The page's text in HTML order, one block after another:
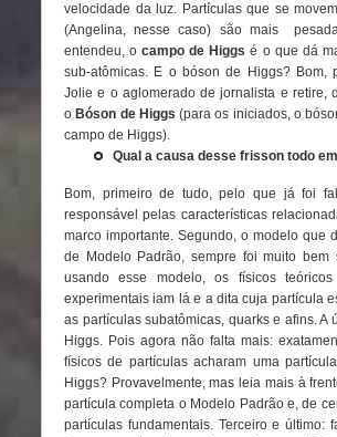
velocidade da luz. Partículas que se
(Angelina, nesse caso) são mais
entendeu, ocampo de Higgsé o que dá
sub-atômicas. E o bóson de Higgs? Bom,
Jolie e o aglomerado de jornalista e retire,
o Bóson de Higgs (para os iniciados, o
campo de Higgs).
Qual a causa desse frisson todo
Bom, primeiro de tudo, pelo que já foi
responsável pelas características
marco importante. Segundo, o modelo que
de Modelo Padrão, sempre foi muito
usando esse modelo, os físicos
experimentais iam lá e a dita cuja partícula
as partículas subatômicas, quarks e afins.
Higgs. Pois agora não falta mais:
físicos de partículas acharam uma
Higgs? Provavelmente, mas leia mais à
partícula completa o Modelo Padrão e, de
partículas fundamentais. Terceiro e